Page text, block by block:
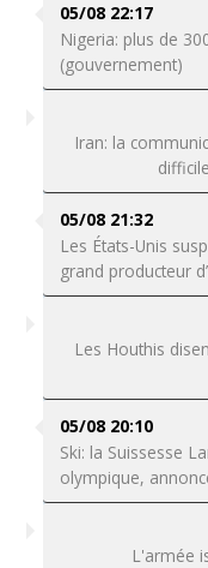
05/08 22:17
Nigeria: plus de
(gouvernement)
Iran: la
05/08 21:32
Les États-Unis
grand producteur
Les Houthis
05/08 20:10
Ski: la Suissesse
olympique,
L'armée